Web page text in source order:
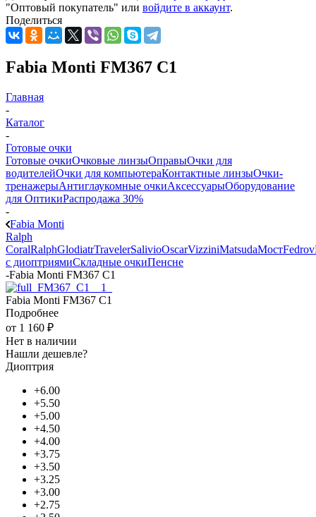
"Оптовый покупатель" или войдите в аккаунт.
Поделиться
Fabia Monti FM367 C1
Главная
-
Каталог
-
Готовые очки
Готовые очкиОчковые линзыОправыОчки для
водителейОчки для компьютераКонтактные линзыОчки-
тренажерыАнтиглаукомные очкиАксессуарыОборудование
для ОптикиРаспродажа 30%
-
Fabia Monti
Ralph
CoralRalphGlodiatrTravelerSalivioOscarVizziniMatsudaМостFedrov
с диоптриямиСкладные очкиПенсне
-Fabia Monti FM367 C1
Fabia Monti FM367 C1
Подробнее
от 1 160 ₽
Нет в наличии
Нашли дешевле?
Диоптрия
+6.00
+5.50
+5.00
+4.50
+4.00
+3.75
+3.50
+3.25
+3.00
+2.75